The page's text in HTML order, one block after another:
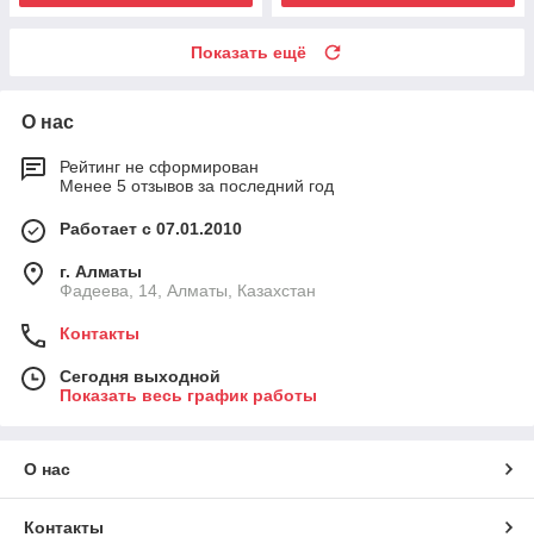
Показать ещё
О нас
Рейтинг не сформирован
Менее 5 отзывов за последний год
Работает с 07.01.2010
г. Алматы
Фадеева, 14, Алматы, Казахстан
Контакты
Сегодня выходной
Показать весь график работы
О нас
Контакты